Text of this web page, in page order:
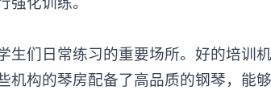
生们日常练习的重要场所。好的培训
构的琴房配备了高品质的钢琴，能